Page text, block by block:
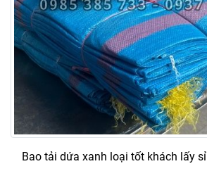
Bao tải dứa xanh loại tốt khách lấy sỉ